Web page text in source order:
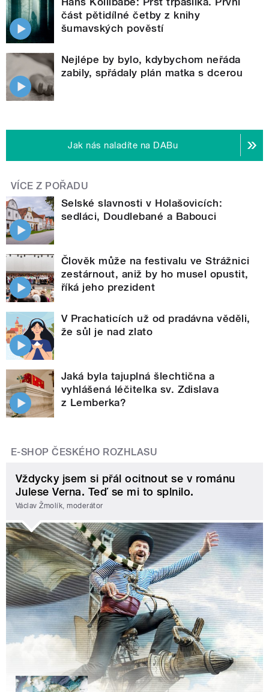
část pětidílné četby z knihy
šumavských pověstí
Nejlépe by bylo, kdybychom neřáda
zabily, spřádaly plán matka s dcerou
Jak nás naladíte na DABu
VÍCE Z POŘADU
Selské slavnosti v Holašovicích:
sedláci, Doudlebané a Babouci
Člověk může na festivalu ve Strážnici
zestárnout, aniž by ho musel opustit,
říká jeho prezident
V Prachaticích už od pradávna věděli,
že sůl je nad zlato
Jaká byla tajuplná šlechtična a
vyhlášená léčitelka sv. Zdislava
z Lemberka?
E-SHOP ČESKÉHO ROZHLASU
Vždycky jsem si přál ocitnout se v románu
Julese Verna. Teď se mi to splnilo.
Václav Žmolík, moderátor